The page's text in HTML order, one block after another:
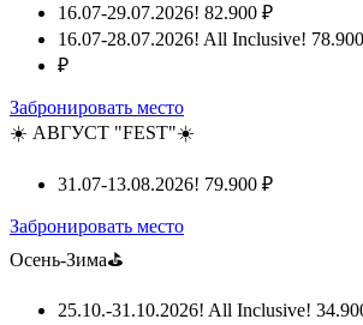
16.07-29.07.2026! 82.900 ₽
16.07-28.07.2026! All Inclusive!
₽
Забронировать место
☀️ АВГУСТ "FEST"☀️
31.07-13.08.2026! 79.900 ₽
Забронировать место
Осень-Зима⛳
25.10.-31.10.2026! All Inclusive!